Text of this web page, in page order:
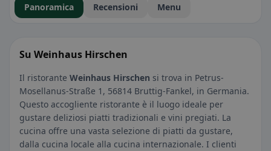
Panoramica Recensioni Menu
Su Weinhaus Hirschen
Il ristorante Weinhaus Hirschen si trova in Petrus-
Mosellanus-Straße 1, 56814 Bruttig-Fankel, in Germania.
Questo accogliente ristorante è il luogo ideale per
gustare deliziosi piatti tradizionali e vini pregiati. La
cucina offre una vasta selezione di piatti da gustare,
dalla cucina locale alla cucina internazionale. I clienti